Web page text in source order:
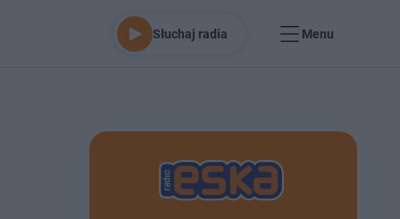
Słuchaj radia Menu